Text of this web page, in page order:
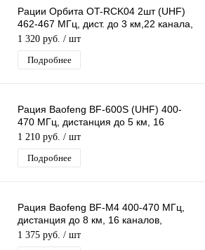
Рации Орбита OT-RCK04 2шт (UHF)
462-467 МГц, дист. до 3 км,22 канала,
дисплей, фонарик, автосканиров
1 320 руб. / шт
Подробнее
Рация Baofeng BF-600S (UHF) 400-
470 МГц, дистанция до 5 км, 16
каналов, таймер, фонарик
1 210 руб. / шт
Подробнее
Рация Baofeng BF-M4 400-470 МГц,
дистанция до 8 км, 16 каналов,
таймер, фонарик
1 375 руб. / шт